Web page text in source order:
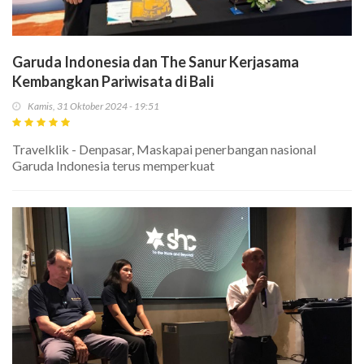
Garuda Indonesia dan The Sanur Kerjasama
Kembangkan Pariwisata di Bali
Kamis, 31 Oktober 2024 - 19:51
Travelklik - Denpasar, Maskapai penerbangan nasional
Garuda Indonesia terus memperkuat